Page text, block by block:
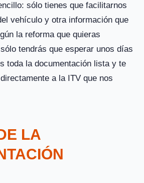
sólo tienes que facilitarnos
vehículo y otra información que
la reforma que quieras
tendrás que esperar unos días
toda la documentación lista y te
a la ITV que nos
LA